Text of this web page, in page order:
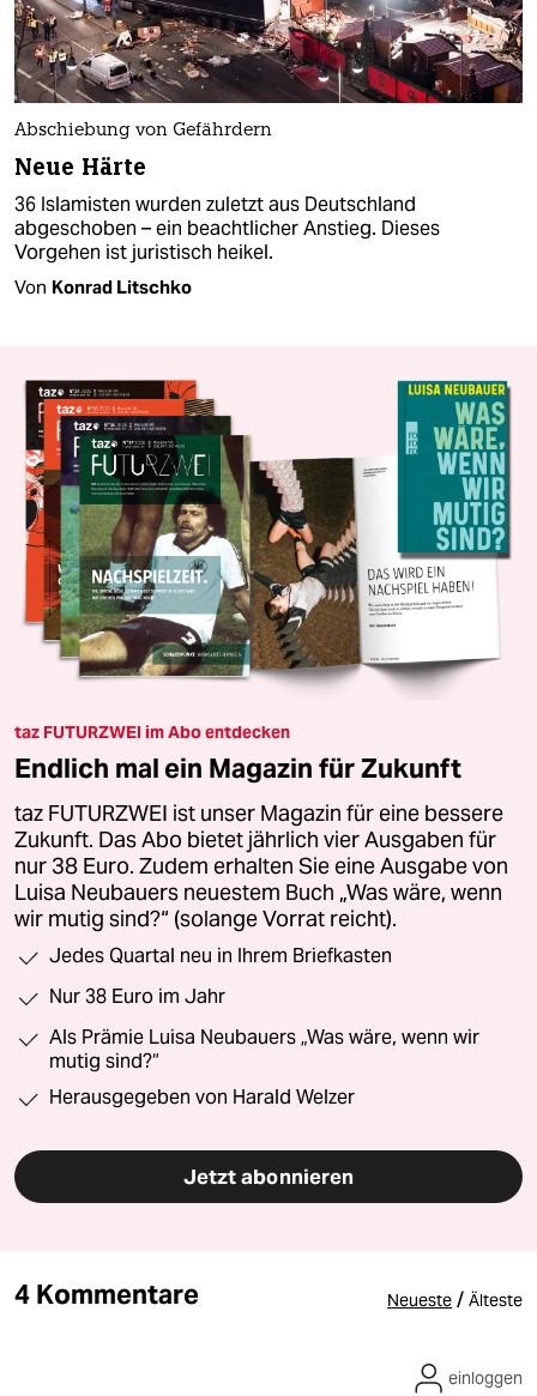
Abschiebung von Gefährdern
Neue Härte
36 Islamisten wurden zuletzt aus Deutschland
abgeschoben – ein beachtlicher Anstieg. Dieses
Vorgehen ist juristisch heikel.
Von Konrad Litschko
taz FUTURZWEI im Abo entdecken
Endlich mal ein Magazin für Zukunft
taz FUTURZWEI ist unser Magazin für eine bessere
Zukunft. Das Abo bietet jährlich vier Ausgaben für
nur 38 Euro. Zudem erhalten Sie eine Ausgabe von
Luisa Neubauers neuestem Buch „Was wäre, wenn
wir mutig sind?“ (solange Vorrat reicht).
Jedes Quartal neu in Ihrem Briefkasten
Nur 38 Euro im Jahr
Als Prämie Luisa Neubauers „Was wäre, wenn wir
mutig sind?“
Herausgegeben von Harald Welzer
Jetzt abonnieren
4 Kommentare Neueste / Älteste
einloggen